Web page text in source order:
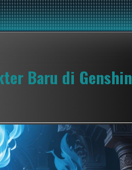
Baru di Genshin